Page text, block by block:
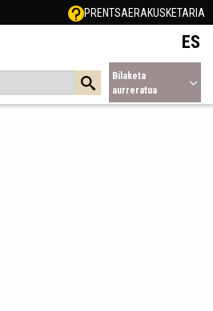
PRENTSAERAKUSKETARIA
ES
Bilaketa
aurreratua